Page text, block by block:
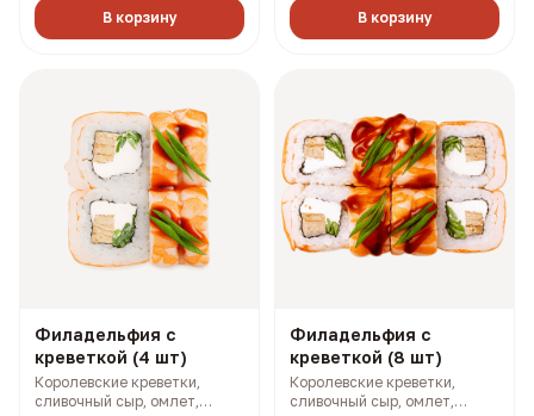
В корзину В корзину
Филадельфия с
креветкой (4 шт)
Королевские креветки,
сливочный сыр, омлет,
Филадельфия с
креветкой (8 шт)
Королевские креветки,
сливочный сыр, омлет,